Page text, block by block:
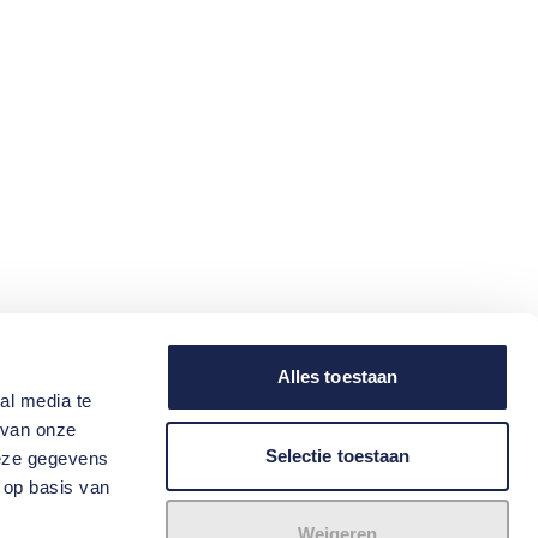
media te
onze
gegevens
basis van
Alles toestaan
Selectie toestaan
Weigeren